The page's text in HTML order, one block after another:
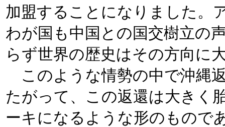
加盟することになりました。
わが国も中国との国交樹立の
らず世界の歴史はその方向に
このような情勢の中で沖縄
たがって、この返還は大きく
ーキになるような形のもので